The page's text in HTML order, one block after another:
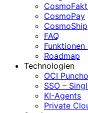
CosmoPay
FAQ
Funktionen
Roadmap
Technologien
OCI
SSO –
KI-Agents
Private